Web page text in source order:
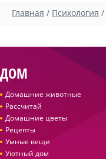
Главная / Психология /
ДОМ
Домашние животные
Рассчитай
Домашние цветы
Рецепты
Умные вещи
Уютный дом